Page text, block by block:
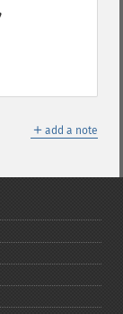
＋ add a note